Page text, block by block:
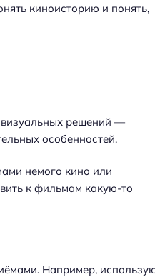
киноисторию и понять,
визуальных решений —
особенностей.
немого кино или
к фильмам какую-то
Например,